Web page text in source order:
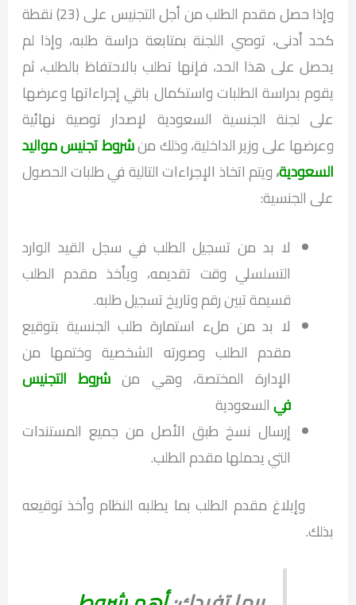
وإذا حصل مقدم الطلب من أجل التجنيس على (23) نقطة
كحد أدنى، توصي اللجنة بمتابعة دراسة طلبه، وإذا لم
يحصل على هذا الحد، فإنها تطلب بالاحتفاظ بالطلب، ثم
يقوم بدراسة الطلبات واستكمال باقي إجراءاتها وعرضها
على لجنة الجنسية السعودية لإصدار توصية نهائية
وعرضها على وزير الداخلية، وذلك منشروط تجنيس مواليد
السعودية،ويتم اتخاذ الإجراءات التالية في طلبات الحصول
على الجنسية:
لا بد من تسجيل الطلب في سجل القيد الوارد
التسلسلي وقت تقديمه، ويأخذ مقدم الطلب
قسيمة تبين رقم وتاريخ تسجيل طلبه.
لا بد من ملء استمارة طلب الجنسية بتوقيع
مقدم الطلب وصورته الشخصية وختمها من
الإدارة المختصة، وهي من شروط التجنيس
فيالسعودية
إرسال نسخ طبق الأصل من جميع المستندات
التي يحملها مقدم الطلب.
وإبلاغ مقدم الطلب بما يطلبه النظام وأخذ توقيعه
بذلك.